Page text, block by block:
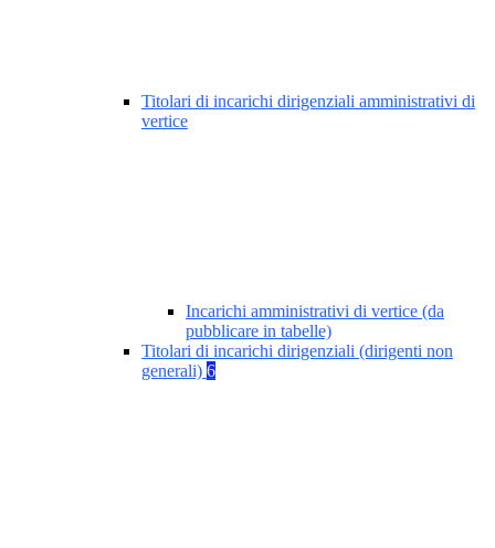
Titolari di incarichi dirigenziali amministrativi di
vertice
Incarichi amministrativi di vertice (da
pubblicare in tabelle)
Titolari di incarichi dirigenziali (dirigenti non
generali) 6